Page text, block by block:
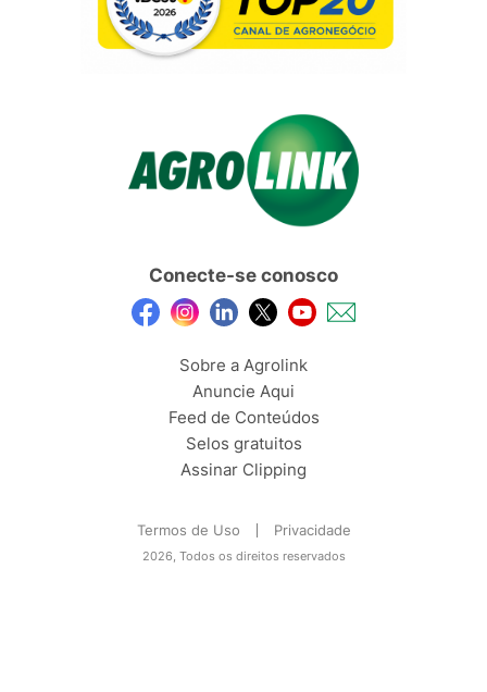
Conecte-se conosco
Sobre a Agrolink
Anuncie Aqui
Feed de Conteúdos
Selos gratuitos
Assinar Clipping
Termos de Uso Privacidade
2026, Todos os direitos reservados